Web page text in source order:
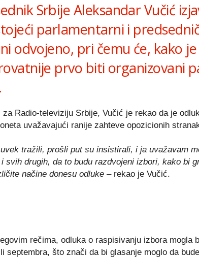
Srbije Aleksandar Vučić
parlamentarni i
odvojeno, pri čemu će, kako
prvo biti organizovani
za Radio-televiziju Srbije, Vučić je rekao da je
uvažavajući ranije zahteve opozicionih
tražili, prošli put su insistirali, i ja uvažavam
svih drugih, da to budu razdvojeni izbori, kako bi
načine donesu odluke– rekao je Vučić.
rečima, odluka o raspisivanju izbora mogla
septembra, što znači da bi glasanje moglo da